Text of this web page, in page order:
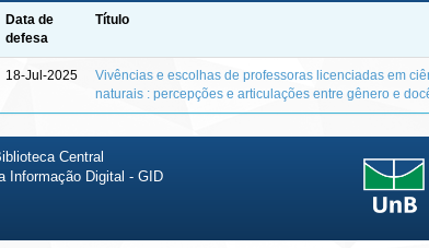
Data de
defesa
Título
18-Jul-2025
Vivências e escolhas de professoras licenciadas em
naturais : percepções e articulações entre gênero e
Central
Informação Digital - GID